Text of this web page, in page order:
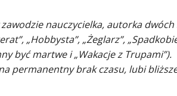
nauczycielka, autorka
„Hobbysta”, „Żeglarz”,
być martwe i „Wakacje z Trupami”).
permanentny brak czasu, lubi